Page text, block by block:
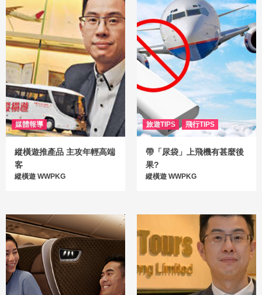
媒體報導
縱橫遊推產品 主攻年輕高端
客
縱橫遊 WWPKG
旅遊TIPS 飛行TIPS
帶「尿袋」上飛機有甚麼後
果?
縱橫遊 WWPKG